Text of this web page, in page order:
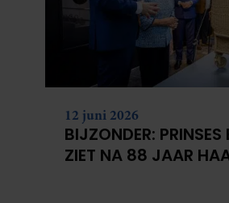
12 juni 2026
BIJZONDER: PRINSES
ZIET NA 88 JAAR